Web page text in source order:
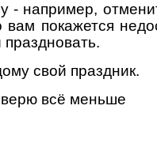
- например,
вам покажется
свой праздник.
всё меньше